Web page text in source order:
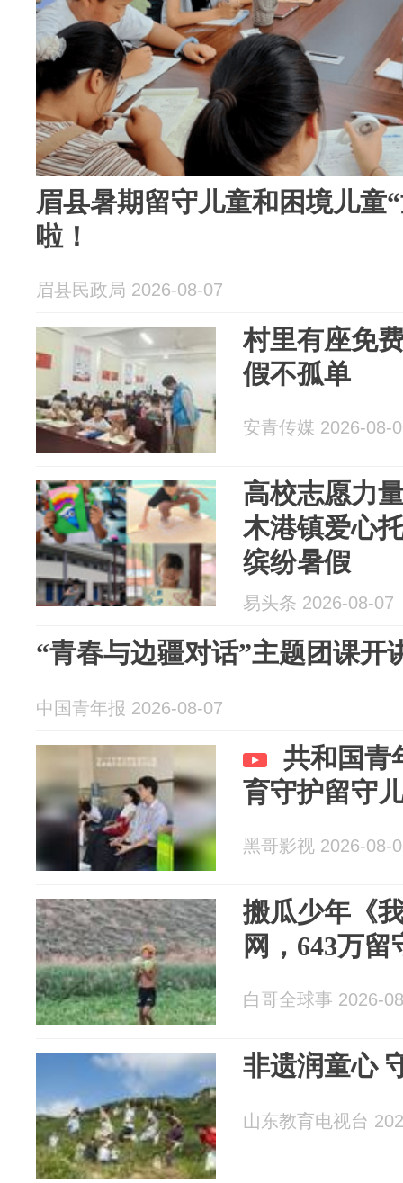
眉县暑期留守儿童和困境儿童
啦！
眉县民政局 2026-08-07
村里有座免
假不孤单
安青传媒 2026-08-
高校志愿力
木港镇爱心
缤纷暑假
易头条 2026-08-07
“青春与边疆对话”主题团课开
中国青年报 2026-08-07
共和国青
育守护留守
黑哥影视 2026-08-
搬瓜少年《
网，643万
白哥全球事 2026-
非遗润童心
山东教育电视台